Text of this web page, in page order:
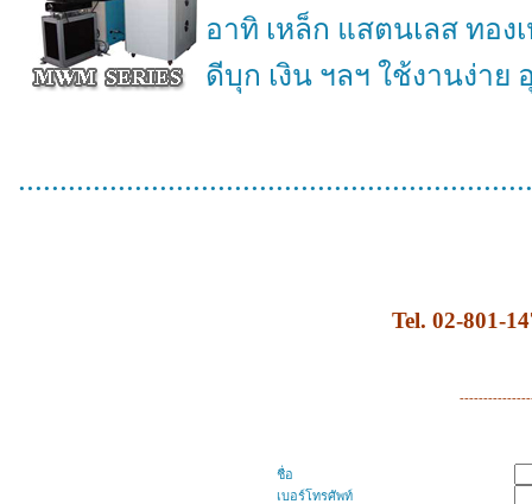
อาทิ เหล็ก แสตนเลส ทอง
ดีบุก เงิน ฯลฯ ใช้งานง่า
Tel. 02-801-
ชื่อ
เบอร์โทรศัพท์